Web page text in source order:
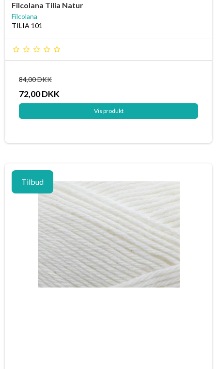
Filcolana Tilia Natur
Filcolana
TILIA 101
84,00 DKK
72,00 DKK
Vis produkt
Tilbud